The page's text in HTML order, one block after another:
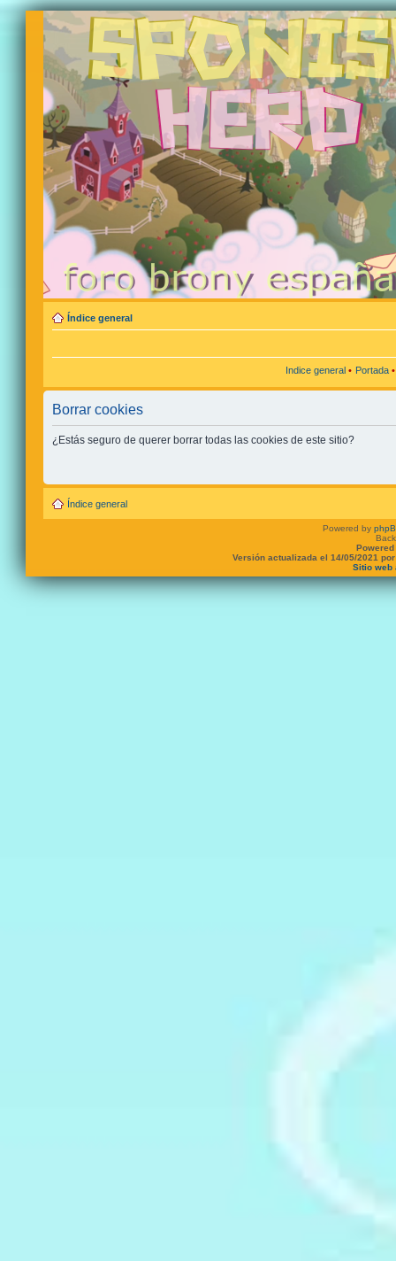
Índice general
Indice general • Portada
Borrar cookies
¿Estás seguro de querer borrar todas las cookies de este sitio?
Índice general
Powered by
Versión actualizada el 14/05/2021
Sitio web